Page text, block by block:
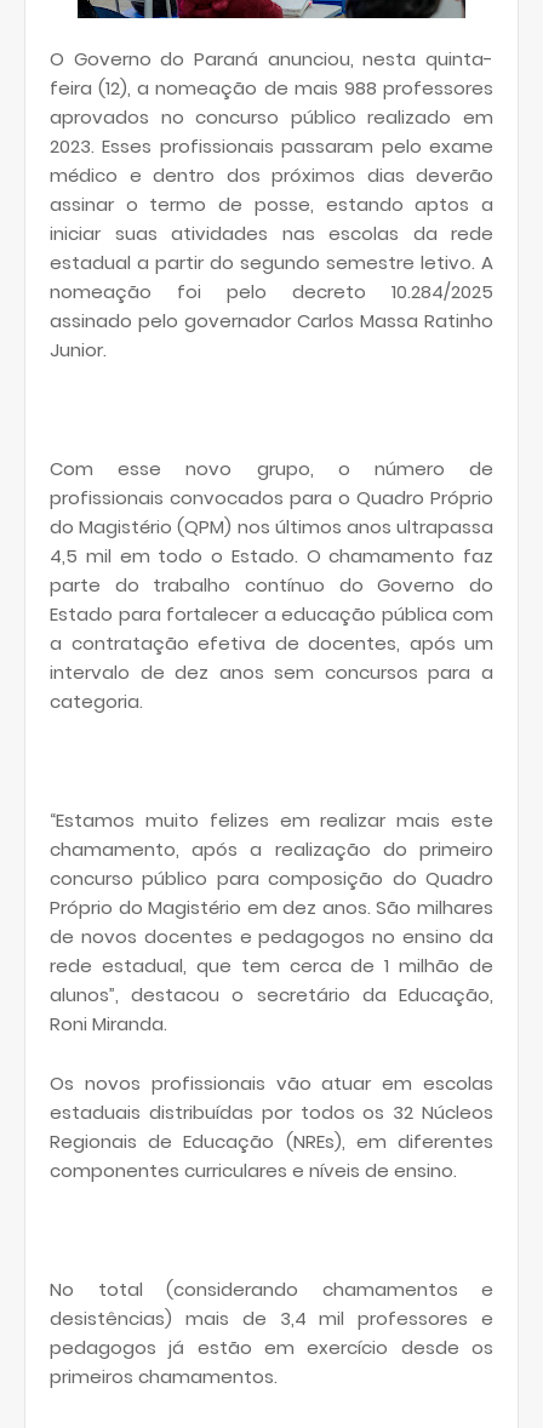
O Governo do Paraná anunciou, nesta quinta-
feira (12), a nomeação de mais 988 professores
aprovados no concurso público realizado em
2023. Esses profissionais passaram pelo exame
médico e dentro dos próximos dias deverão
assinar o termo de posse, estando aptos a
iniciar suas atividades nas escolas da rede
estadual a partir do segundo semestre letivo. A
nomeação foi pelo decreto 10.284/2025
assinado pelo governador Carlos Massa Ratinho
Junior.
Com esse novo grupo, o número de
profissionais convocados para o Quadro Próprio
do Magistério (QPM) nos últimos anos ultrapassa
4,5 mil em todo o Estado. O chamamento faz
parte do trabalho contínuo do Governo do
Estado para fortalecer a educação pública com
a contratação efetiva de docentes, após um
intervalo de dez anos sem concursos para a
categoria.
“Estamos muito felizes em realizar mais este
chamamento, após a realização do primeiro
concurso público para composição do Quadro
Próprio do Magistério em dez anos. São milhares
de novos docentes e pedagogos no ensino da
rede estadual, que tem cerca de 1 milhão de
alunos”, destacou o secretário da Educação,
Roni Miranda.
Os novos profissionais vão atuar em escolas
estaduais distribuídas por todos os 32 Núcleos
Regionais de Educação (NREs), em diferentes
componentes curriculares e níveis de ensino.
No total (considerando chamamentos e
desistências) mais de 3,4 mil professores e
pedagogos já estão em exercício desde os
primeiros chamamentos.